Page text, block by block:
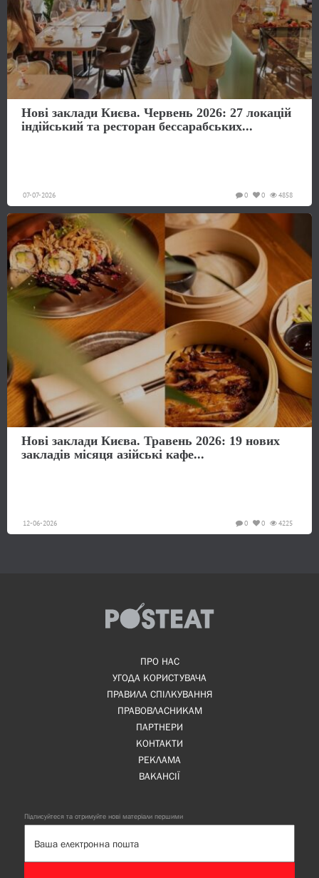
Нові заклади Києва. Червень 2026: 27 локацій
індійський та ресторан бессарабських...
07-07-2026 4858
0
0
Нові заклади Києва. Травень 2026: 19 нових
закладів місяця азійські кафе...
12-06-2026 4225
0
0
ПРО НАС
УГОДА КОРИСТУВАЧА
ПРАВИЛА СПІЛКУВАННЯ
ПРАВОВЛАСНИКАМ
ПАРТНЕРИ
КОНТАКТИ
РЕКЛАМА
ВАКАНСІЇ
Підписуйтеся та отримуйте нові матеріали першими